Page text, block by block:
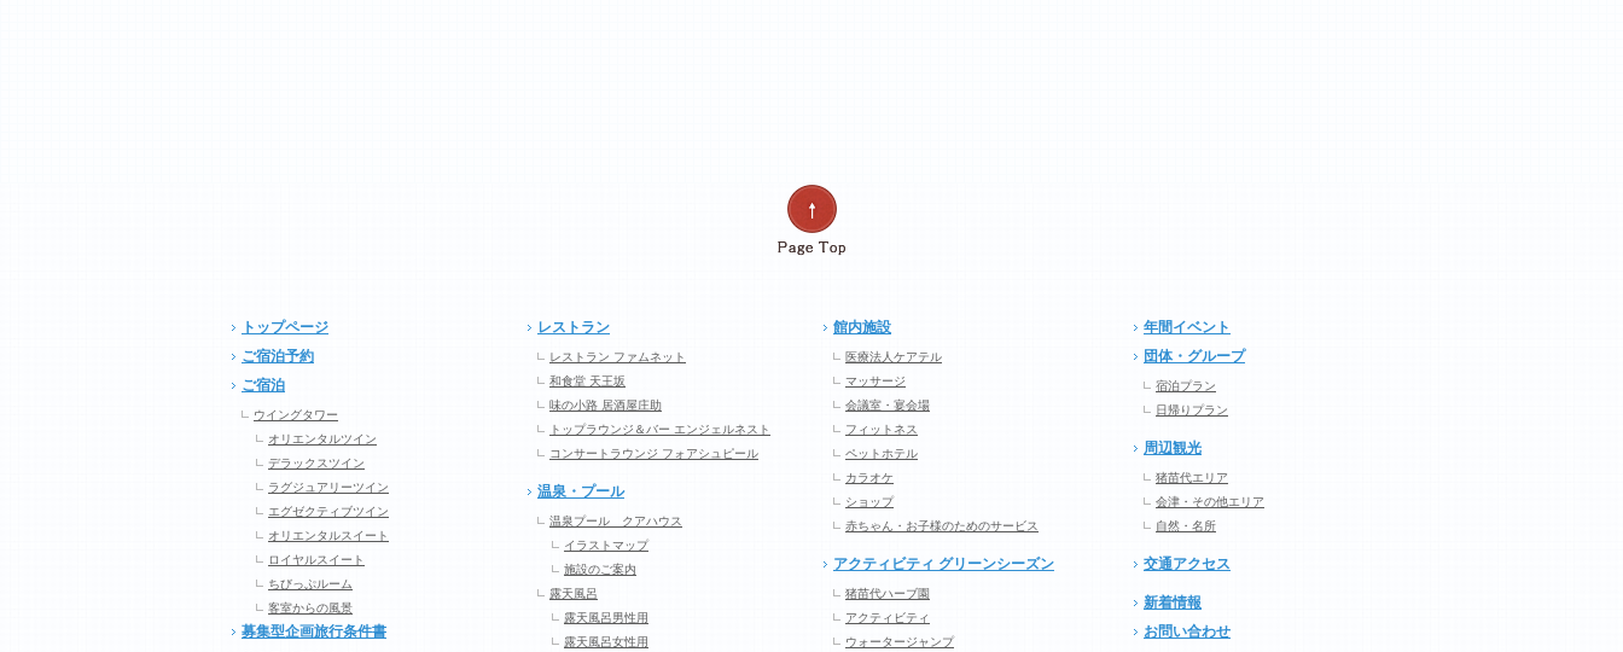
トップページ
ご宿泊予約
ご宿泊
ウイングタワー
オリエンタルツイン
デラックスツイン
ラグジュアリーツイン
エグゼクティブツイン
オリエンタルスイート
ロイヤルスイート
ちびっぷルーム
客室からの風景
募集型企画旅行条件書
レストラン
レストラン ファムネット
和食堂 天王坂
味の小路 居酒屋庄助
トップラウンジ＆バー エンジェルネスト
コンサートラウンジ フォアシュピール
温泉・プール
温泉プール クアハウス
イラストマップ
施設のご案内
露天風呂
露天風呂男性用
露天風呂女性用
館内施設
医療法人ケアテル
マッサージ
会議室・宴会場
フィットネス
ペットホテル
カラオケ
ショップ
赤ちゃん・お子様のためのサービス
アクティビティ グリーンシーズン
猪苗代ハーブ園
アクティビティ
ウォータージャンプ
年間イベント
団体・グループ
宿泊プラン
日帰りプラン
周辺観光
猪苗代エリア
会津・その他エリア
自然・名所
交通アクセス
新着情報
お問い合わせ